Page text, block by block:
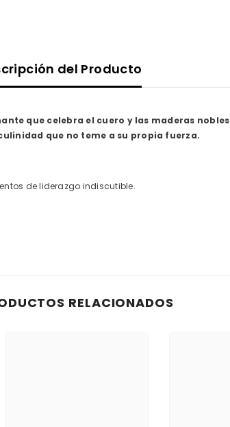
del Producto
que celebra el cuero y las maderas nobles
que no teme a su propia fuerza.
de liderazgo indiscutible.
RELACIONADOS